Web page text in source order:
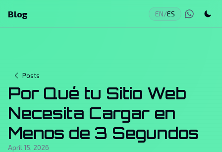
Blog EN/ES
Posts
Por Qué tu Sitio Web
Necesita Cargar en
Menos de 3 Segundos
April 15, 2026